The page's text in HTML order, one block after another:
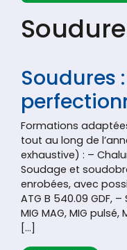
Soudure
Soudures
Formations
tout au long de
exhaustive) : –
Soudage et
enrobées, avec
ATG B 540.09 GDF,
MIG MAG, MIG
[…]